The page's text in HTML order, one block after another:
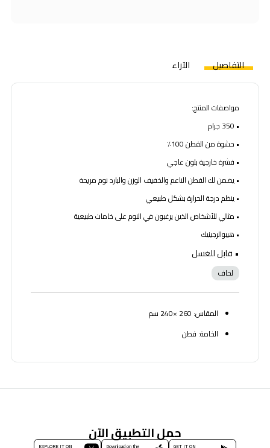
التفاصيل الآراء
مواصفات المنتج:
• 350 جرام
• حشوة من القطن 100٪
• قشرة خارجية بلون عاجي
• يضمن لك القطن الناعم والخفيف الوزن والبارد نوم مريحة
• ينظم درجة الحرارة بشكل طبيعي
• مثالي للأشخاص الذين يرغبون في النوم على خامات طبيعية
• هيبوالرجينيك
• قابل للغسل
لحاف
المقاس: 260 ×240 سم
الخامة: قطن
حمل التطبيق الآن